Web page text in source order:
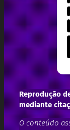
Reprodução
mediante
O conteúdo